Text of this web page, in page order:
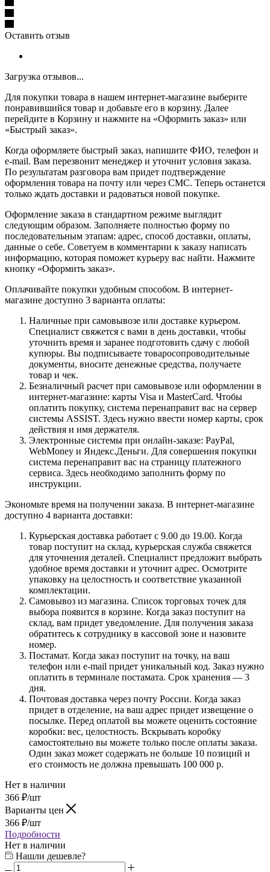
Оставить отзыв
Загрузка отзывов...
Для покупки товара в нашем интернет-магазине выберите
понравившийся товар и добавьте его в корзину. Далее
перейдите в Корзину и нажмите на «Оформить заказ» или
«Быстрый заказ».
Когда оформляете быстрый заказ, напишите ФИО, телефон и
e-mail. Вам перезвонит менеджер и уточнит условия заказа.
По результатам разговора вам придет подтверждение
оформления товара на почту или через СМС. Теперь останется
только ждать доставки и радоваться новой покупке.
Оформление заказа в стандартном режиме выглядит
следующим образом. Заполняете полностью форму по
последовательным этапам: адрес, способ доставки, оплаты,
данные о себе. Советуем в комментарии к заказу написать
информацию, которая поможет курьеру вас найти. Нажмите
кнопку «Оформить заказ».
Оплачивайте покупки удобным способом. В интернет-
магазине доступно 3 варианта оплаты:
Наличные при самовывозе или доставке курьером.
Специалист свяжется с вами в день доставки, чтобы
уточнить время и заранее подготовить сдачу с любой
купюры. Вы подписываете товаросопроводительные
документы, вносите денежные средства, получаете
товар и чек.
Безналичный расчет при самовывозе или оформлении в
интернет-магазине: карты Visa и MasterCard. Чтобы
оплатить покупку, система перенаправит вас на сервер
системы ASSIST. Здесь нужно ввести номер карты, срок
действия и имя держателя.
Электронные системы при онлайн-заказе: PayPal,
WebMoney и Яндекс.Деньги. Для совершения покупки
система перенаправит вас на страницу платежного
сервиса. Здесь необходимо заполнить форму по
инструкции.
Экономьте время на получении заказа. В интернет-магазине
доступно 4 варианта доставки:
Курьерская доставка работает с 9.00 до 19.00. Когда
товар поступит на склад, курьерская служба свяжется
для уточнения деталей. Специалист предложит выбрать
удобное время доставки и уточнит адрес. Осмотрите
упаковку на целостность и соответствие указанной
комплектации.
Самовывоз из магазина. Список торговых точек для
выбора появится в корзине. Когда заказ поступит на
склад, вам придет уведомление. Для получения заказа
обратитесь к сотруднику в кассовой зоне и назовите
номер.
Постамат. Когда заказ поступит на точку, на ваш
телефон или e-mail придет уникальный код. Заказ нужно
оплатить в терминале постамата. Срок хранения — 3
дня.
Почтовая доставка через почту России. Когда заказ
придет в отделение, на ваш адрес придет извещение о
посылке. Перед оплатой вы можете оценить состояние
коробки: вес, целостность. Вскрывать коробку
самостоятельно вы можете только после оплаты заказа.
Один заказ может содержать не больше 10 позиций и
его стоимость не должна превышать 100 000 р.
Нет в наличии
366 ₽/шт
Варианты цен
366 ₽/шт
Подробности
Нет в наличии
Нашли дешевле?